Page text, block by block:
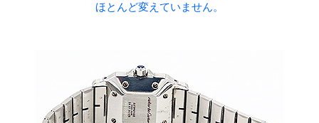
ほとんど変えていません。